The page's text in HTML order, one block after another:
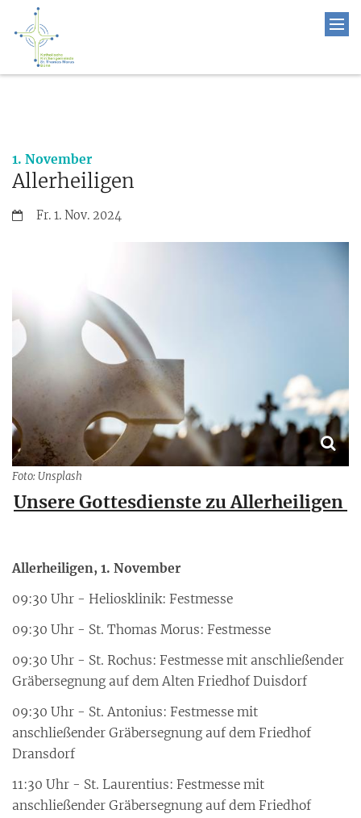
1. November:
Allerheiligen
Datum:Fr. 1. Nov. 2024
Foto: Unsplash
Unsere Gottesdienste zu Allerheiligen
Allerheiligen, 1. November
09:30 Uhr - Heliosklinik: Festmesse
09:30 Uhr - St. Thomas Morus: Festmesse
09:30 Uhr - St. Rochus: Festmesse mit anschließender
Gräbersegnung auf dem Alten Friedhof Duisdorf
09:30 Uhr - St. Antonius: Festmesse mit
anschließender Gräbersegnung auf dem Friedhof
Dransdorf
11:30 Uhr - St. Laurentius: Festmesse mit
anschließender Gräbersegnung auf dem Friedhof